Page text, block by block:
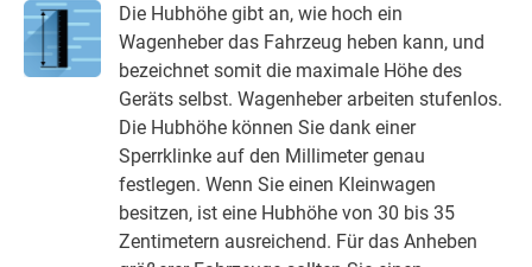
Die Hubhöhe gibt an, wie hoch ein
Wagenheber das Fahrzeug heben kann, und
bezeichnet somit die maximale Höhe des
Geräts selbst. Wagenheber arbeiten stufenlos.
Die Hubhöhe können Sie dank einer
Sperrklinke auf den Millimeter genau
festlegen. Wenn Sie einen Kleinwagen
besitzen, ist eine Hubhöhe von 30 bis 35
Zentimetern ausreichend. Für das Anheben